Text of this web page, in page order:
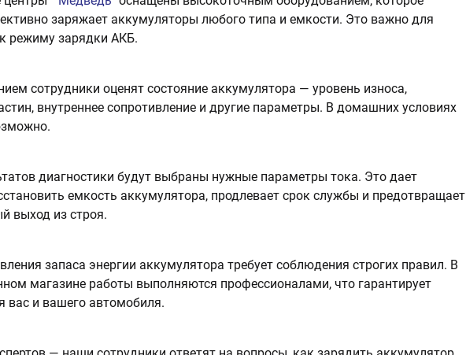
заряжает аккумуляторы любого типа и емкости. Это важно для
режиму зарядки АКБ.
сотрудники оценят состояние аккумулятора — уровень износа,
внутреннее сопротивление и другие параметры. В домашних условиях
диагностики будут выбраны нужные параметры тока. Это дает
емкость аккумулятора, продлевает срок службы и предотвращает
выход из строя.
запаса энергии аккумулятора требует соблюдения строгих правил. В
магазине работы выполняются профессионалами, что гарантирует
вас и вашего автомобиля.